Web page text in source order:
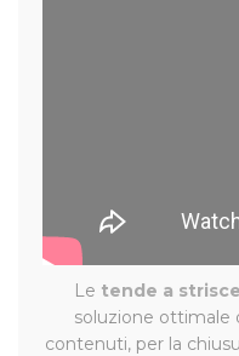
Le tende a
soluzione ottimale
contenuti, per la